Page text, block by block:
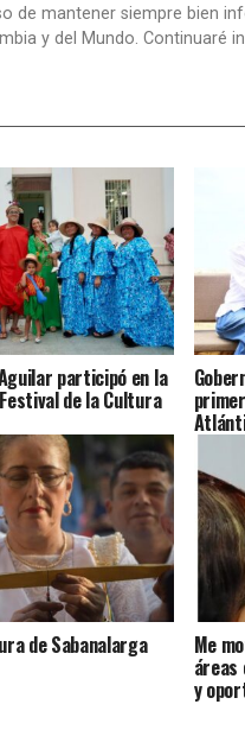
de mantener siempre bien
y del Mundo. Continuaré
participó en la
de la Cultura
de Sabanalarga Me
áreas
y